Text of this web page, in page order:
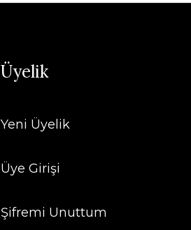
Üyelik
Yeni Üyelik
Üye Girişi
Şifremi Unuttum